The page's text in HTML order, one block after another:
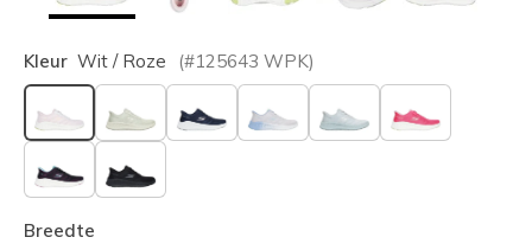
Kleur Wit / Roze (#125643 WPK)
geselecteerd
Breedte